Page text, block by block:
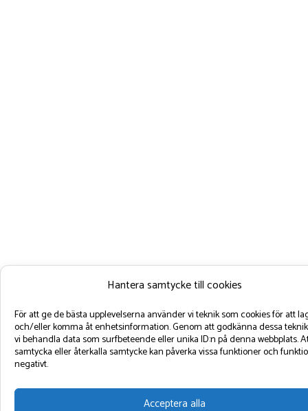
Hantera samtycke till cookies
För att ge de bästa upplevelserna använder vi teknik som cookies för att
och/eller komma åt enhetsinformation. Genom att godkänna dessa
vi behandla data som surfbeteende eller unika ID:n på denna webbplats.
samtycka eller återkalla samtycke kan påverka vissa funktioner och
negativt.
Acceptera alla